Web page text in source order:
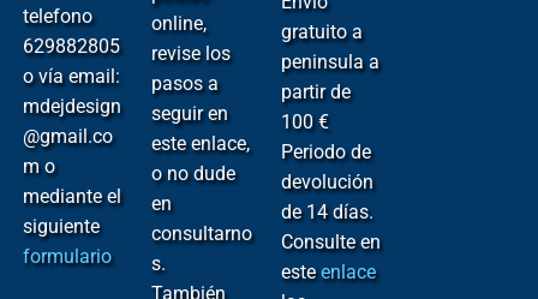
telefono
629882805
o vía email:
mdejdesign
@gmail.co
m o
mediante el
siguiente
formulario
online,
revise los
pasos a
seguir en
este enlace,
o no dude
en
consultarno
s.
También
gratuito a
peninsula a
partir de
100 €
Periodo de
devolución
de 14 días.
Consulte en
esteenlace